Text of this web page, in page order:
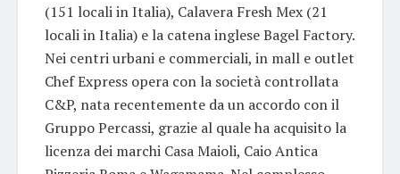
(151 locali in Italia), Calavera Fresh Mex (21
locali in Italia) e la catena inglese Bagel Factory.
Nei centri urbani e commerciali, in mall e outlet
Chef Express opera con la società controllata
C&P, nata recentemente da un accordo con il
Gruppo Percassi, grazie al quale ha acquisito la
licenza dei marchi Casa Maioli, Caio Antica